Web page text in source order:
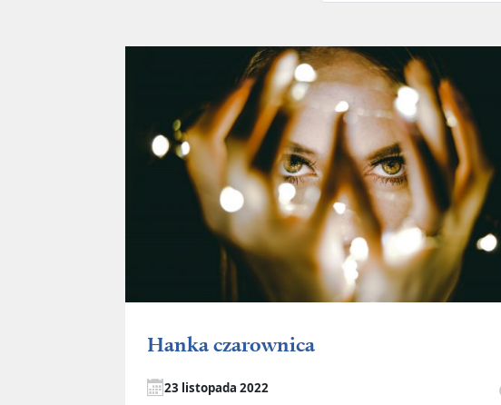
Hanka czarownica
23 listopada 2022